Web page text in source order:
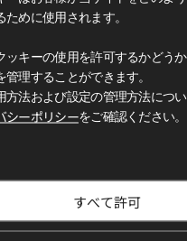
めに使用されます。
ッキーの使用を許可するかどうか
理することができます。
方法および設定の管理方法につい
シーポリシーをご確認ください。
すべて許可